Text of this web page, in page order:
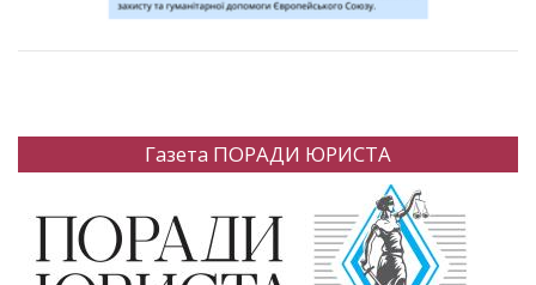
Газета ПОРАДИ ЮРИСТА